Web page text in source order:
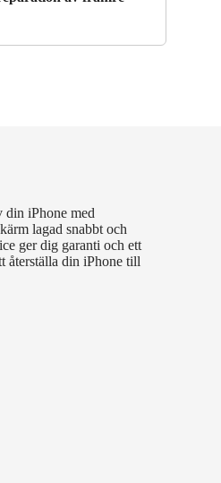
din iPhone med
lagad snabbt och
ger dig garanti och ett
återställa din iPhone till